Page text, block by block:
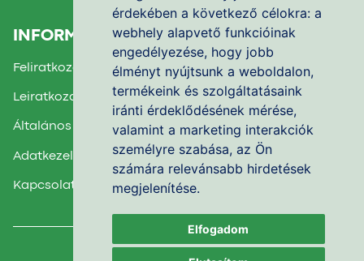
érdekében a következő célokra: a
webhely alapvető funkcióinak
engedélyezése, hogy jobb
élményt nyújtsunk a weboldalon,
termékeink és szolgáltatásaink
iránti érdeklődésének mérése,
valamint a marketing interakciók
személyre szabása, az Ön
számára relevánsabb hirdetések
megjelenítése.
Elfogadom
INFORMÁCIÓK
Feliratkozás a Hírlevélre
Leiratkozás a Hírlevélről
Általános Felhasználási Feltételek
Adatkezelési Nyilatkozat
Kapcsolatfelvétel